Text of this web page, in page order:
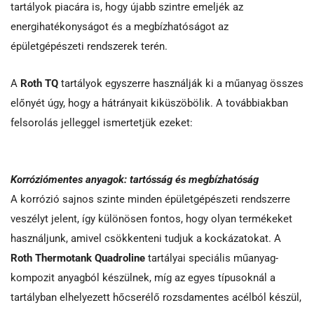
tartályok piacára is, hogy újabb szintre emeljék az
energihatékonyságot és a megbízhatóságot az
épületgépészeti rendszerek terén.
A Roth TQ tartályok egyszerre használják ki a műanyag összes
előnyét úgy, hogy a hátrányait kiküszöbölik. A továbbiakban
felsorolás jelleggel ismertetjük ezeket:
Korróziómentes anyagok: tartósság és megbízhatóság
A korrózió sajnos szinte minden épületgépészeti rendszerre
veszélyt jelent, így különösen fontos, hogy olyan termékeket
használjunk, amivel csökkenteni tudjuk a kockázatokat. A
Roth Thermotank Quadroline tartályai speciális műanyag-
kompozit anyagból készülnek, míg az egyes típusoknál a
tartályban elhelyezett hőcserélő rozsdamentes acélból készül,